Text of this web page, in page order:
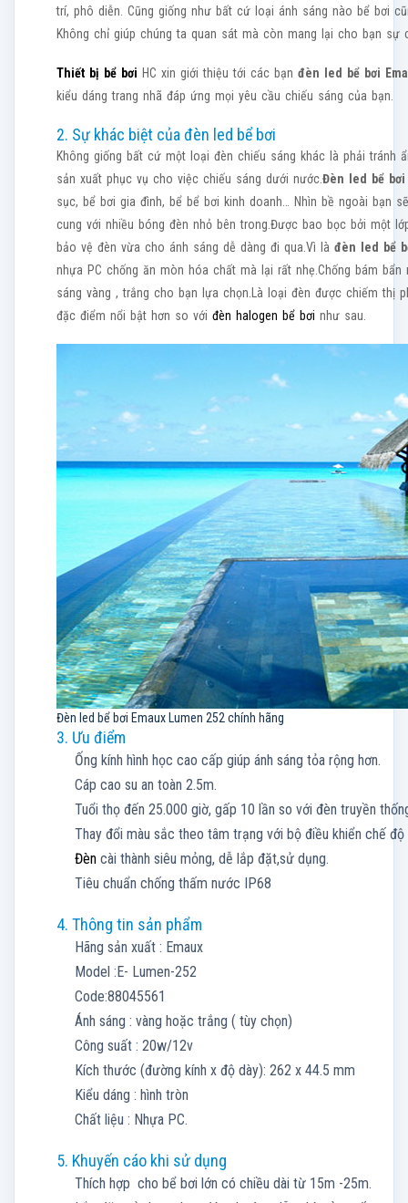
trí, phô diễn. Cũng giống như bất cứ loại ánh sáng nào bể bơi
Không chỉ giúp chúng ta quan sát mà còn mang lại cho bạn sự
Thiết bị bể bơi HC xin giới thiệu tới các bạn đèn led bể bơi
kiểu dáng trang nhã đáp ứng mọi yêu cầu chiếu sáng của bạn.
2. Sự khác biệt của đèn led bể bơi
Không giống bất cứ một loại đèn chiếu sáng khác là phải tránh
sản xuất phục vụ cho việc chiếu sáng dưới nước.Đèn led bể bơi
sục, bể bơi gia đình, bể bể bơi kinh doanh… Nhìn bề ngoài bạn
cung với nhiều bóng đèn nhỏ bên trong.Được bao bọc bởi một
bảo vệ đèn vừa cho ánh sáng dễ dàng đi qua.Vì là đèn led bể
nhựa PC chống ăn mòn hóa chất mà lại rất nhẹ.Chống bám
sáng vàng , trắng cho bạn lựa chọn.Là loại đèn được chiếm thị
đặc điểm nổi bật hơn so với đèn halogen bể bơi như sau.
Đèn led bể bơi Emaux Lumen 252 chính hãng
3. Ưu điểm
Ống kính hình học cao cấp giúp ánh sáng tỏa rộng hơn.
Cáp cao su an toàn 2.5m.
Tuổi thọ đến 25.000 giờ, gấp 10 lần so với đèn truyền
Thay đổi màu sắc theo tâm trạng với bộ điều khiển chế độ
Đèn cài thành siêu mỏng, dễ lắp đặt,sử dụng.
Tiêu chuẩn chống thấm nước IP68
4. Thông tin sản phẩm
Hãng sản xuất : Emaux
Model :E- Lumen-252
Code:88045561
Ánh sáng : vàng hoặc trắng ( tùy chọn)
Công suất : 20w/12v
Kích thước (đường kính x độ dày): 262 x 44.5 mm
Kiểu dáng : hình tròn
Chất liệu : Nhựa PC.
5. Khuyến cáo khi sử dụng
Thích hợp cho bể bơi lớn có chiều dài từ 15m -25m.